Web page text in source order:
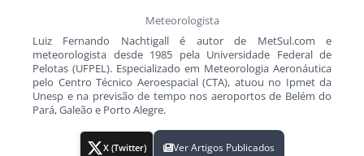
Meteorologista
Luiz Fernando Nachtigall é autor de MetSul.com e
meteorologista desde 1985 pela Universidade Federal de
Pelotas (UFPEL). Especializado em Meteorologia Aeronáutica
pelo Centro Técnico Aeroespacial (CTA), atuou no Ipmet da
Unesp e na previsão de tempo nos aeroportos de Belém do
Pará, Galeão e Porto Alegre.
X (Twitter) Ver Artigos Publicados